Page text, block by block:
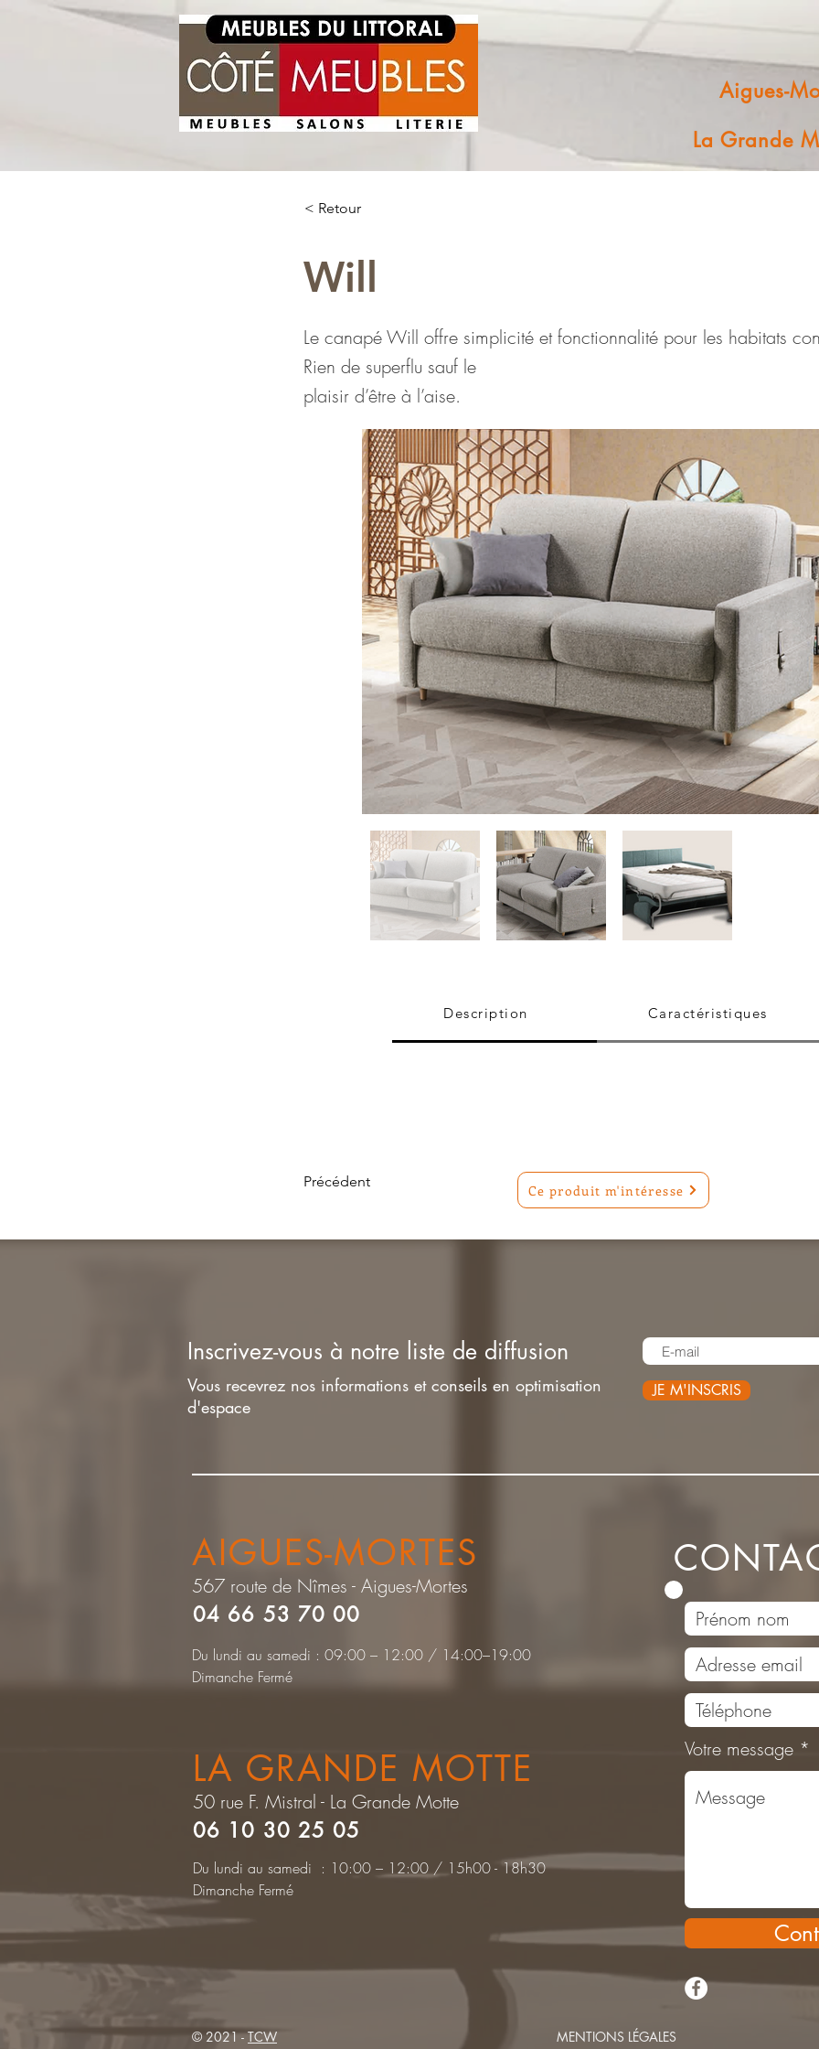
Aigues-
La Grande
< Retour
Will
Le canapé Will offre simplicité et fonctionnalité pour les habitats
Rien de superflu sauf le
plaisir d’être à l’aise.
Description Caractéristiques
Précédent Ce produit m'intéresse
Inscrivez-vous à notre liste de diffusion
Vous recevrez nos informations et conseils en optimisation
d'espace
JE M'INSCRIS
AIGUES-MORTES
567 route de Nîmes - Aigues-Mortes
04 66 53 70 00
Du lundi au samedi : 09:00 – 12:00 / 14:00–19:00
Dimanche Fermé
LA GRANDE MOTTE
50 rue F. Mistral - La Grande Motte
06 10 30 25 05
Du lundi au samedi : 10:00 – 12:00 / 15h00 - 18h30
Dimanche Fermé
Votre message
© 2021 -TCW MENTIONS LÉGALES